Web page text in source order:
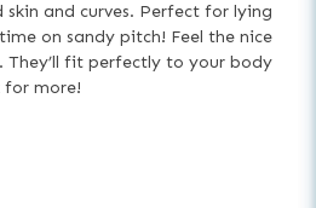
and curves. Perfect for lying
on sandy pitch! Feel the nice
fit perfectly to your body
for more!